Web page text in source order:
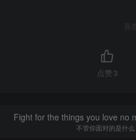
点赞 3
Fight for the things you love no
不管你面对的是什